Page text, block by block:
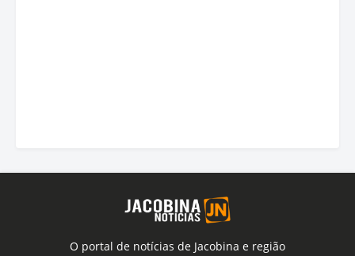
O portal de notícias de Jacobina e região